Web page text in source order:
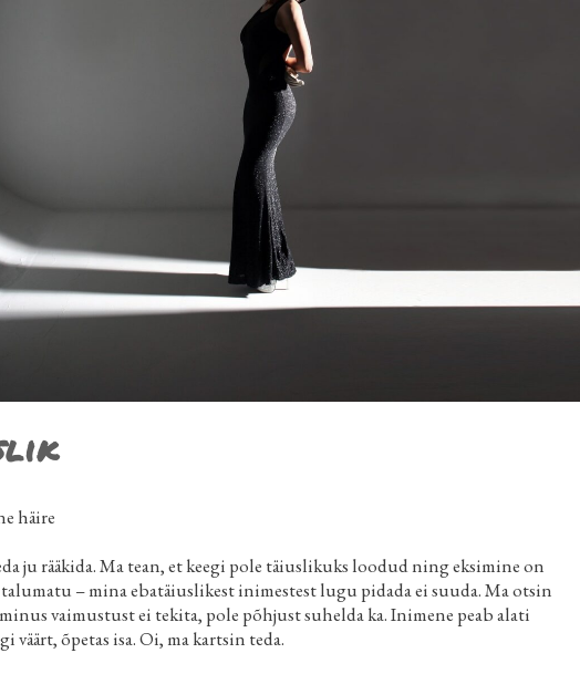
häire
ju rääkida. Ma tean, et keegi pole täiuslikuks loodud ning eksimine on
– mina ebatäiuslikest inimestest lugu pidada ei suuda. Ma otsin
vaimustust ei tekita, pole põhjust suhelda ka. Inimene peab alati
õpetas isa. Oi, ma kartsin teda.